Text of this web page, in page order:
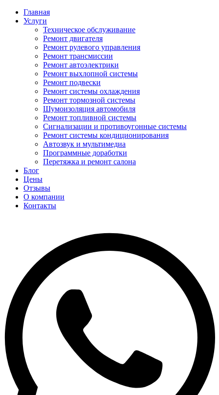
Главная
Услуги
Техническое обслуживание
Ремонт двигателя
Ремонт рулевого управления
Ремонт трансмиссии
Ремонт автоэлектрики
Ремонт выхлопной системы
Ремонт подвески
Ремонт системы охлаждения
Ремонт тормозной системы
Шумоизоляция автомобиля
Ремонт топливной системы
Сигнализации и противоугонные системы
Ремонт системы кондиционирования
Автозвук и мультимедиа
Программные доработки
Перетяжка и ремонт салона
Блог
Цены
Отзывы
О компании
Контакты